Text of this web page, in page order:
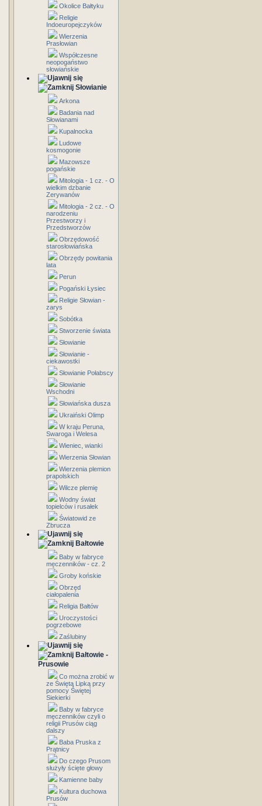
Okolice Bałtyku
Religie
Indoeuropejczyków
Wierzenia
Prasłowian
Współczesne
neopogaństwo
słowiańskie
Słowianie
Arkona
Badania nad
Słowianami
Kupalnocka
Ludowe
kosmogonie
Mazowsze
pogańskie
Mitologia - 1 cz. - O
wielkim dzbanie
Zerywanów
Mitologia - 2 cz. - O
narodzeniu
Przestworzy i
Przedstworzów
Obrzędowość
starosłowiańska
Obrzędy powitania
lata
Perun
Pogański Łysiec
Religie Słowian -
zarys
Sobótka
Stworzenie świata
Słowianie
Słowianie -
ciekawostki
Słowianie Połabscy
Słowianie
Wschodni
Słowiańska dusza
Ukraiński Olimp
W kraju Peruna,
Swaroga i Welesa
Wieniec, wianki
Wierzenia Słowian
Wierzenia plemion
prapolskich
Wilcze plemię
Wodny świat
topielców i rusałek
Światowid ze
Zbrucza
Bałtowie
Baby w fabryce
męczenników - cz. 2
Groby końskie
Obrzęd
ciałopalenia
Religia Bałtów
Uroczystości
pogrzebowe
Zaślubiny
Bałtowie -
Prusowie
Co można zrobić w
ze Świętą Lipką przy
pomocy Świętej
Siekierki
Baby w fabryce
męczenników czyli o
religii Prusów ciąg
dalszy
Baba Pruska z
Prątnicy
Do czego Prusom
służyły ścięte głowy
Kamienne baby
Kultura duchowa
Prusów